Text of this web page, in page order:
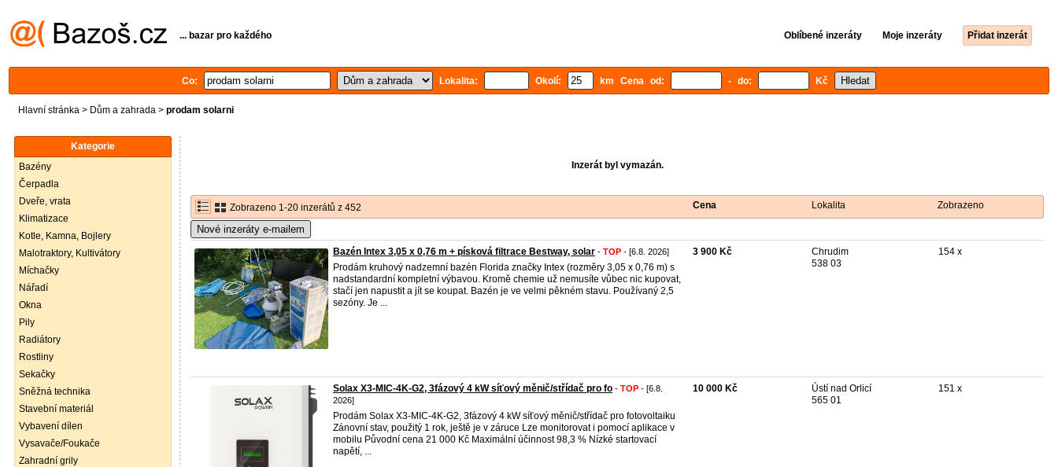
... bazar pro každého Oblíbené inzeráty Moje inzeráty Přidat inzerát
Co: Lokalita: Okolí: km Cena od: - do: Kč
Hlavní stránka > Dům a zahrada > prodam solarni
Kategorie
Bazény
Čerpadla
Dveře, vrata
Klimatizace
Kotle, Kamna, Bojlery
Malotraktory, Kultivátory
Míchačky
Nářadí
Okna
Pily
Radiátory
Rostliny
Sekačky
Sněžná technika
Stavební materiál
Vybavení dílen
Vysavače/Foukače
Zahradní grily
Inzerát byl vymazán.
Zobrazeno 1-20 inzerátů z 452 Cena Lokalita Zobrazeno
Nové inzeráty e-mailem
Bazén Intex 3,05 x 0,76 m + písková filtrace Bestway, solar - TOP - [6.8. 2026]
Prodám kruhový nadzemní bazén Florida značky Intex (rozměry 3,05 x 0,76 m) s
nadstandardní kompletní výbavou. Kromě chemie už nemusíte vůbec nic kupovat,
stačí jen napustit a jít se koupat. Bazén je ve velmi pěkném stavu. Používaný 2,5
sezóny. Je ...
3 900 Kč
Chrudim
538 03
154 x
Solax X3-MIC-4K-G2, 3fázový 4 kW síťový měnič/střídač pro fo - TOP - [6.8.
2026]
Prodám Solax X3-MIC-4K-G2, 3fázový 4 kW síťový měnič/střídač pro fotovoltaiku
Zánovní stav, použitý 1 rok, ještě je v záruce Lze monitorovat i pomocí aplikace v
mobilu Původní cena 21 000 Kč Maximální účinnost 98,3 % Nízké startovací
napětí, ...
10 000 Kč
Ústí nad Orlicí
565 01
151 x